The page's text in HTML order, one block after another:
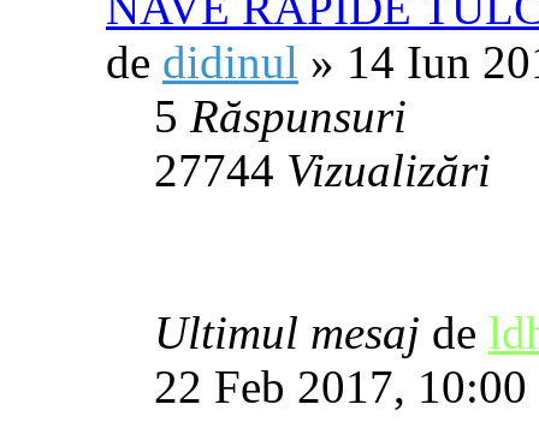
de didinul » 14 Iun
5 Răspunsuri
27744 Vizualizări
Ultimul mesaj de
22 Feb 2017, 10:00